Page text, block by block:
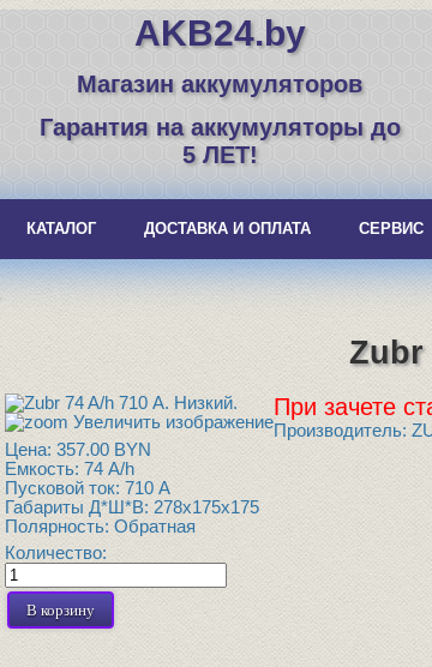
AKB24.by
Магазин аккумуляторов
Гарантия на аккумуляторы до
5 ЛЕТ!
КАТАЛОГ ДОСТАВКА И ОПЛАТА СЕРВИС
Zubr
Увеличить изображение
При зачете
Производитель:
Цена: 357.00 BYN
Емкость: 74 A/h
Пусковой ток: 710 A
Габариты Д*Ш*В: 278x175x175
Полярность: Обратная
Количество: